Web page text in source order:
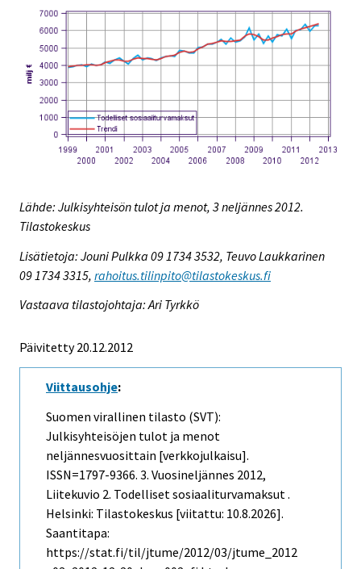
Lähde: Julkisyhteisön tulot ja menot, 3 neljännes 2012.
Tilastokeskus
Lisätietoja: Jouni Pulkka 09 1734 3532, Teuvo Laukkarinen
09 1734 3315, rahoitus.tilinpito@tilastokeskus.fi
Vastaava tilastojohtaja: Ari Tyrkkö
Päivitetty 20.12.2012
Viittausohje:
Suomen virallinen tilasto (SVT):
Julkisyhteisöjen tulot ja menot
neljännesvuosittain [verkkojulkaisu].
ISSN=1797-9366. 3. Vuosineljännes 2012,
Liitekuvio 2. Todelliset sosiaaliturvamaksut .
Helsinki: Tilastokeskus [viitattu: 10.8.2026].
Saantitapa:
https://stat.fi/til/jtume/2012/03/jtume_2012